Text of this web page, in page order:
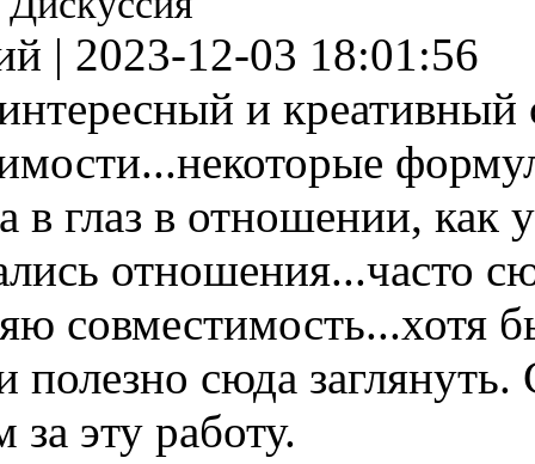
| 2023-12-03 18:01:56
и креативный
в глаз в отношении, как
отношения...часто
совместимость...хотя
полезно сюда заглянуть.
за эту работу.